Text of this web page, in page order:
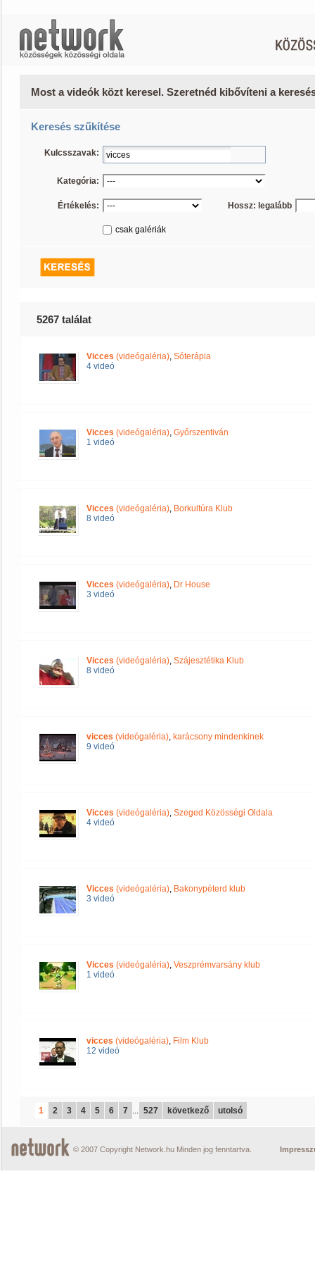
Most a videók közt keresel. Szeretnéd kibővíteni a
Keresés szűkítése
Kulcsszavak:
Kategória:
Értékelés: Hossz: legalább
csak galériák
5267 találat
Vicces (videógaléria), Sóterápia
4 videó
Vicces (videógaléria), Győrszentiván
1 videó
Vicces (videógaléria), Borkultúra Klub
8 videó
Vicces (videógaléria), Dr House
3 videó
Vicces (videógaléria), Szájesztétika Klub
8 videó
vicces (videógaléria), karácsony mindenkinek
9 videó
Vicces (videógaléria), Szeged Közösségi Oldala
4 videó
Vicces (videógaléria), Bakonypéterd klub
3 videó
Vicces (videógaléria), Veszprémvarsány klub
1 videó
vicces (videógaléria), Film Klub
12 videó
1 2 3 4 5 6 7 ... 527 következő utolsó
© 2007 Copyright Network.hu Minden jog fenntartva.